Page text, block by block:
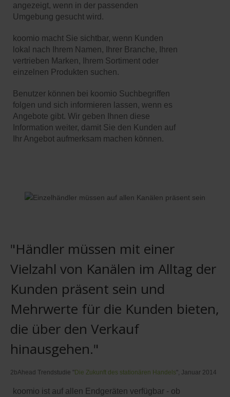
angezeigt, wenn in der passenden
Umgebung gesucht wird.
koomio macht Sie sichtbar, wenn Kunden
lokal nach Ihrem Namen, Ihrer Branche, Ihren
vertrieben Marken, Ihrem Sortiment oder
einzelnen Produkten suchen.
Benutzer können bei koomio Suchbegriffen
folgen und sich informieren lassen, wenn es
Angebote gibt. Wir geben Ihnen diese
Information weiter, damit Sie den Kunden auf
Ihr Angebot aufmerksam machen können.
"Händler müssen mit einer
Vielzahl von Kanälen im Alltag der
Kunden präsent sein und
Mehrwerte für die Kunden bieten,
die über den Verkauf
hinausgehen."
2bAhead Trendstudie "Die Zukunft des stationären Handels ", Januar 2014
koomio ist auf allen Endgeräten verfügbar - ob